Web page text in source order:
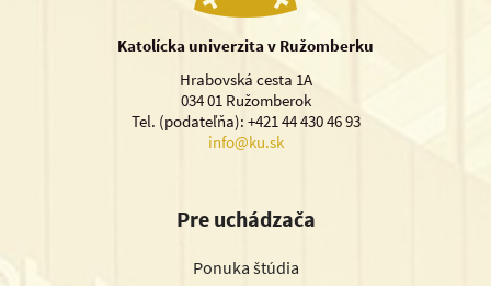
Katolícka univerzita v Ružomberku
Hrabovská cesta 1A
034 01 Ružomberok
Tel. (podateľňa): +421 44 430 46 93
info@ku.sk
Pre uchádzača
Ponuka štúdia